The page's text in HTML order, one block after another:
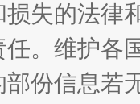
贴”乱象丛生
损失的法律
任。维护各
部份信息若